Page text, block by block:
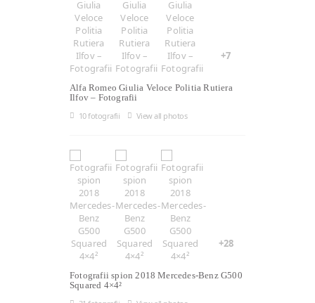
+7
Alfa Romeo Giulia Veloce Politia Rutiera
Ilfov – Fotografii
10 fotografii
View all photos
+28
Fotografii spion 2018 Mercedes-Benz G500
Squared 4×4²